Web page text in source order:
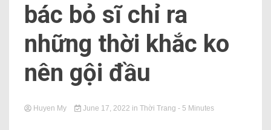
bác bỏ sĩ chỉ ra
những thời khắc ko
nên gội đầu
Huyen My June 17, 2022 in Thời Trang - 5 Minutes